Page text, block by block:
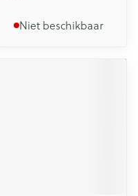
Niet beschikbaar